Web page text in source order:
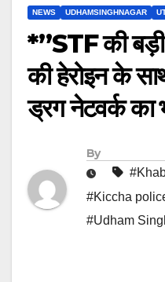
NEWS UDHAMSINGHNAGAR
*”STF की बड़ी
की हेरोइन के
ड्रग नेटवर्क का
By
#Kiccha
#Udham